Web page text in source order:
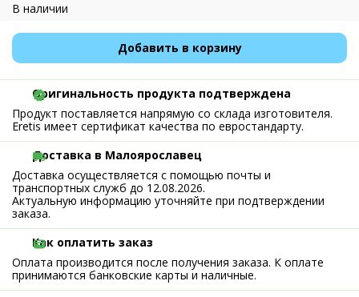
В наличии
Добавить в корзину
Оригинальность продукта подтверждена
Продукт поставляется напрямую со склада изготовителя.
Eretis имеет сертификат качества по евростандарту.
Доставка в Малоярославец
Доставка осуществляется с помощью почты и
транспортных служб до 12.08.2026.
Актуальную информацию уточняйте при подтверждении
заказа.
Как оплатить заказ
Оплата производится после получения заказа. К оплате
принимаются банковские карты и наличные.